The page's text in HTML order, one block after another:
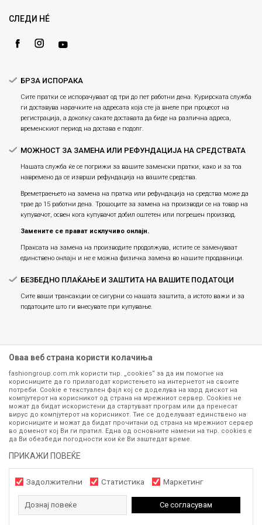
Gift Card
Замена и рефундација на производи
СЛЕДИ НÉ
БРЗА ИСПОРАКА
Сите пратки се испорачуваат од три до пет работни дена. Курирската служба
ги доставува нарачките на адресата која сте ја внеле при процесот на
регистрација, а доколку сакате доставата да биде на различна адреса,
временскиот период на достава е подолг.
МОЖНОСТ ЗА ЗАМЕНА ИЛИ РЕФУНДАЦИЈА НА СРЕДСТВАТА
Нашата служба ќе се погрижи за вашите заменски пратки, како и за тоа
навремено да се изврши рефундација на вашите средства.
Времетраењето на замена на пратка или рефундацијa на средства може да
трае до 15 работни дена. Трошоците за замена на производи се на товар на
купувачот, освен кога купувачот добил оштетен или погрешен производ.
Замените се прават исклучиво онлајн.
Праксата на замена на производите продолжува, истите се заменуваат
единствено онлајн и не е можна физичка замена во нашите продавници.
БЕЗБЕДНО ПЛАЌАЊЕ И ЗАШТИТА НА ВАШИТЕ ПОДАТОЦИ
Сите ваши трансакции се сигурни со нашата заштита, а истото важи и за
податоците што ги внесувате при купување.
Сите информации околу производите кои се изложени на нашата
онлајн продавница се стремиме да бидат конкретни, точни и прецизни,
меѓутоа не можеме да гарантираме дека се без ниту една грешка или
пак дека сите производи во моментот се достапни на залиха.
Фотографиите се најверодостојниот приказ на производот. Доколку
контактирајте не на телефонскиот број 071 297 676, 070 275 363
понеделник до петок(08-16ч) и сабота (10-15ч)
©2026 www.fashiongroup.com.mk , Изработено одNB SOFT
Оваа веб страна користи колачиња
fashiongroup.com.mk користи тнр. „cookies“ за да им помогне на
корисниците да го прилагодат користењето на интернетот на своите
потреби. Cookie е текстуален фајл кој се доделува на хард дискот на
компјутерот на корисникот од страна на мрежниот сервер. Cookies не
можат да бидат искористени да стартуваат програм или да пренесат
вирус до компјутерот на корисникот. Тие се доделуваат единствено на
корисниците и можат да бидат прочитани од страна на мрежниот сервер
во доменот кој Ви ги пратил. Една од основните намени на тнр. сookies е
да Ви обезбеди погодности кои ќе Ви заштедат време.
ПРИКАЖИ ПОВЕЌЕ
Задолжителни Статистика Маркетинг
Дознај повеќе Се согласувам